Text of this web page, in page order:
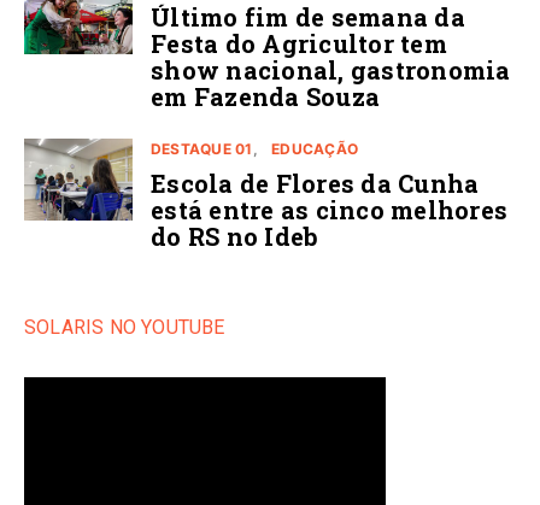
Último fim de semana da
Festa do Agricultor tem
show nacional, gastronomia
em Fazenda Souza
DESTAQUE 01 EDUCAÇÃO
Escola de Flores da Cunha
está entre as cinco melhores
do RS no Ideb
SOLARIS NO YOUTUBE